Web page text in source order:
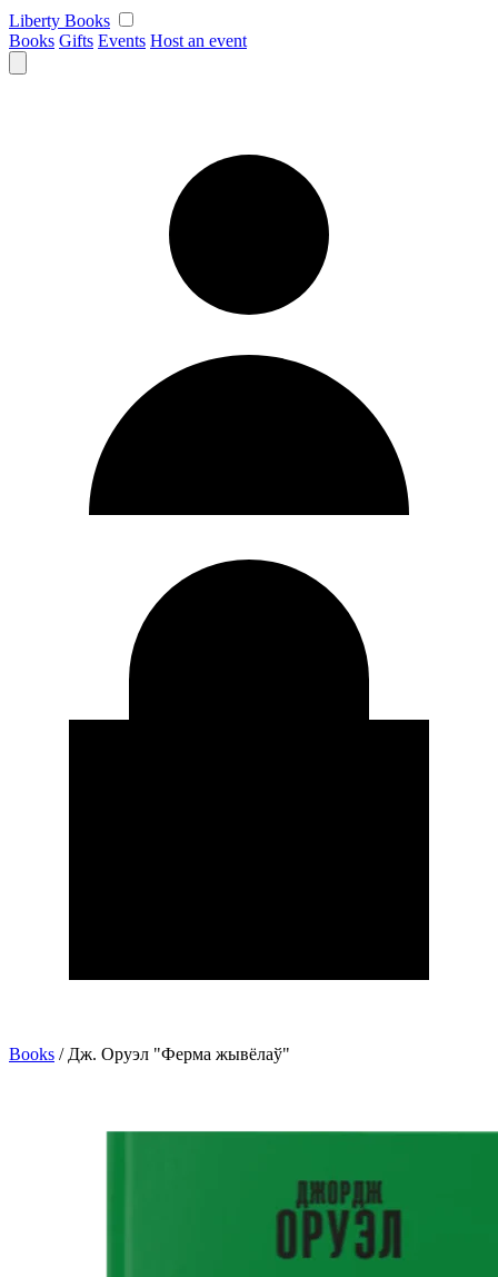
Skip
to
content
Liberty Books
Books Gifts Events Host an event
Books / Дж. Оруэл "Ферма жывёлаў"